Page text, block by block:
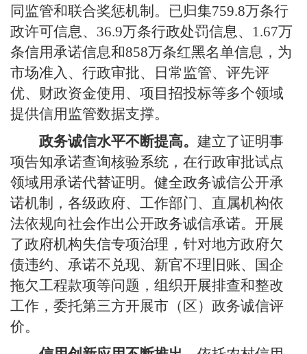
同监管和联合奖惩机制。已归集759.8万条行
政许可信息、36.9万条行政处罚信息、1.67万
条信用承诺信息和858万条红黑名单信息，为
市场准入、行政审批、日常监管、评先评
优、财政资金使用、项目招投标等多个领域
提供信用监管数据支撑。
政务诚信水平不断提高。 建立了证明事
项告知承诺查询核验系统，在行政审批试点
领域用承诺代替证明。健全政务诚信公开承
诺机制，各级政府、工作部门、直属机构依
法依规向社会作出公开政务诚信承诺。开展
了政府机构失信专项治理，针对地方政府欠
债违约、承诺不兑现、新官不理旧账、国企
拖欠工程款项等问题，组织开展排查和整改
工作，委托第三方开展市（区）政务诚信评
价。